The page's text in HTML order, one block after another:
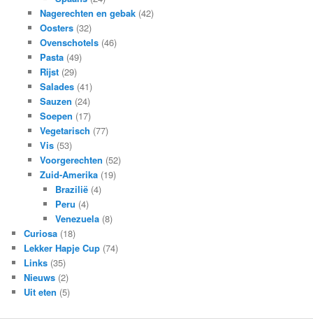
Nagerechten en gebak(42)
Oosters(32)
Ovenschotels(46)
Pasta(49)
Rijst(29)
Salades(41)
Sauzen (24)
Soepen (17)
Vegetarisch (77)
Vis(53)
Voorgerechten (52)
Zuid-Amerika(19)
Brazilië (4)
Peru (4)
Venezuela (8)
Curiosa (18)
Lekker Hapje Cup (74)
Links (35)
Nieuws (2)
Uit eten (5)